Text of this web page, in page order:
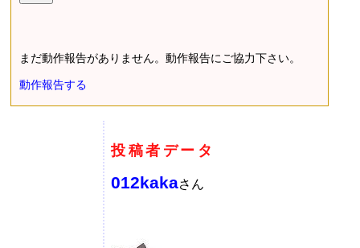
まだ動作報告がありません。動作報告にご協力下さい。
動作報告する
投稿者データ
012kakaさん